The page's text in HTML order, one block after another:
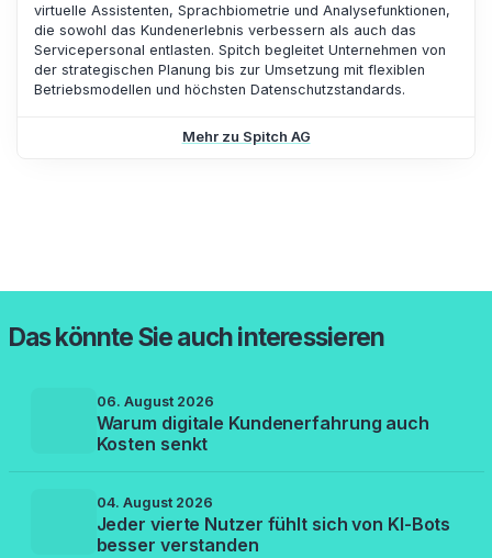
virtuelle Assistenten, Sprachbiometrie und Analysefunktionen,
die sowohl das Kundenerlebnis verbessern als auch das
Servicepersonal entlasten. Spitch begleitet Unternehmen von
der strategischen Planung bis zur Umsetzung mit flexiblen
Betriebsmodellen und höchsten Datenschutzstandards.
Mehr zu Spitch AG
Das könnte Sie auch interessieren
06. August 2026
Warum digitale Kundenerfahrung auch
Kosten senkt
04. August 2026
Jeder vierte Nutzer fühlt sich von KI-Bots
besser verstanden